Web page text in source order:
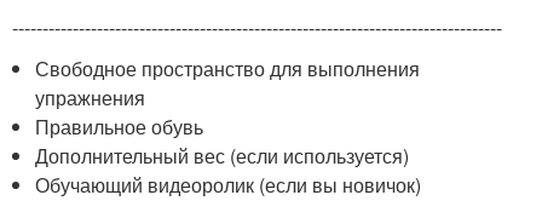
---------------------------------------------------------------------------------
Свободное пространство для выполнения
упражнения
Правильное обувь
Дополнительный вес (если используется)
Обучающий видеоролик (если вы новичок)